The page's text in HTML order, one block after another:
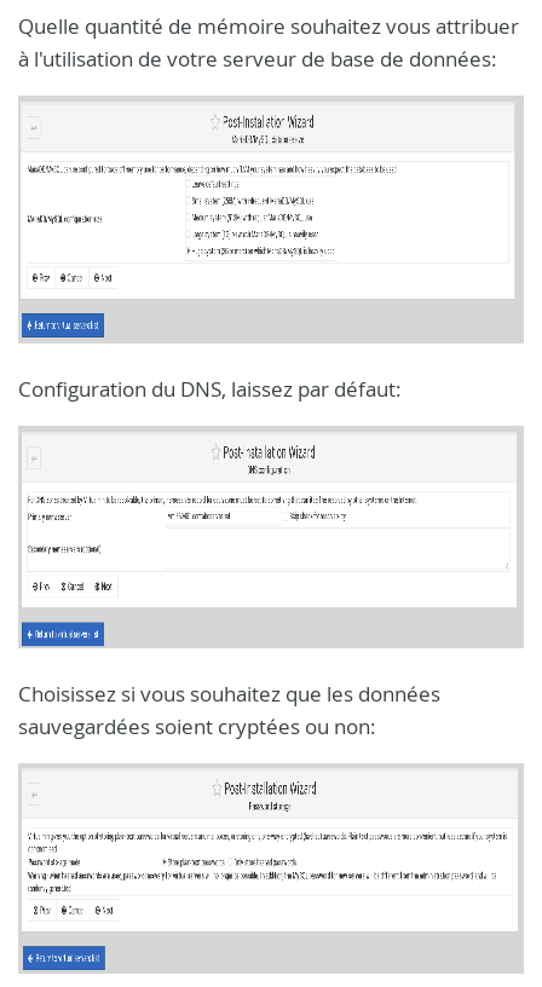
Quelle quantité de mémoire souhaitez vous attribuer
à l'utilisation de votre serveur de base de données:
Configuration du DNS, laissez par défaut:
Choisissez si vous souhaitez que les données
sauvegardées soient cryptées ou non: